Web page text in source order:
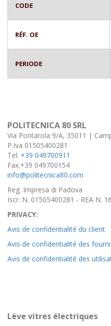
CODE
RÉF. OE
PERIODE
POLITECNICA 80 SRL
Via Pontarola 9/A, 35011 |
P.Iva 01505400281
Tel. +39 049700911
Fax.+39 049700154
info@politecnica80.com
Reg. Impresa di Padova
Iscr. N. 01505400281 - REA N.
PRIVACY:
Avis de confidentialité du client
Avis de confidentialité des
Avis de confidentialité des
Lève vitres électriques